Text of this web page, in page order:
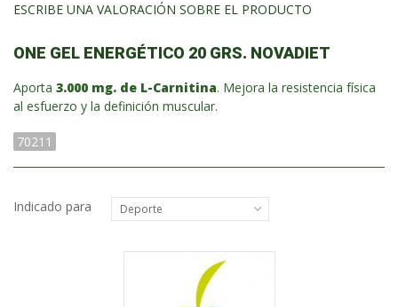
ESCRIBE UNA VALORACIÓN SOBRE EL PRODUCTO
ONE GEL ENERGÉTICO 20 GRS. NOVADIET
Aporta 3.000 mg. de L-Carnitina. Mejora la resistencia física
al esfuerzo y la definición muscular.
70211
Indicado para Deporte